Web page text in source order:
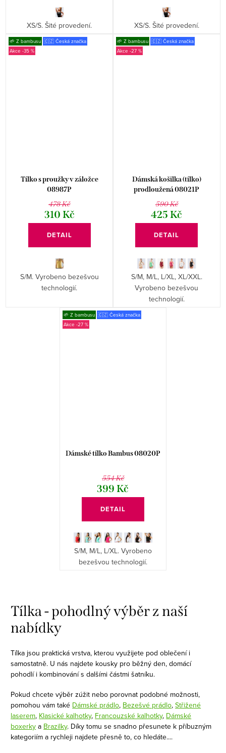
XS/S. Šité provedení. XS/S. Šité provedení.
🌱 Z bambusu 🇨🇿 Česká značka
-35 %
Tílko s proužky v záložce
08987P
478 Kč
310 Kč
DETAIL
S/M. Vyrobeno bezešvou
technologií.
🌱 Z bambusu 🇨🇿 Česká značka
-27 %
Dámská košilka (tílko)
prodloužená 08021P
590 Kč
425 Kč
DETAIL
S/M, M/L, L/XL, XL/XXL.
Vyrobeno bezešvou
technologií.
🌱 Z bambusu 🇨🇿 Česká značka
-27 %
Dámské tílko Bambus 08020P
554 Kč
399 Kč
DETAIL
S/M, M/L, L/XL. Vyrobeno
bezešvou technologií.
v
l
á
a
c
p
r
v
k
Tílka - pohodlný výběr z naší
nabídky
Tílka jsou praktická vrstva, kterou využijete pod oblečení i
samostatně. U nás najdete kousky pro běžný den, domácí
pohodlí i kombinování s dalšími částmi šatníku.
Pokud chcete výběr zúžit nebo porovnat podobné možnosti,
pomohou vám také Dámské prádlo, Bezešvé prádlo,Střižené
laserem, Klasické kalhotky, Francouzské kalhotky, Dámské
boxerky a Brazilky. Díky tomu se snadno přesunete k příbuzným
kategoriím a rychleji najdete přesně to, co hledáte....